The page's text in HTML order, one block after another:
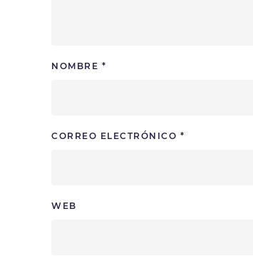
NOMBRE *
CORREO ELECTRÓNICO *
WEB